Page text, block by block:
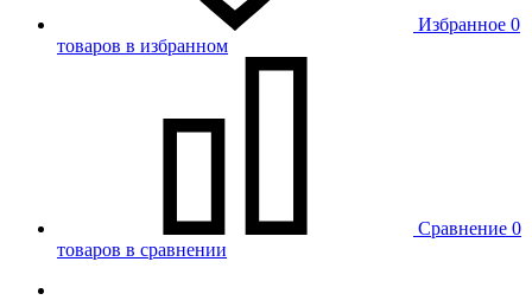
Избранное 0
товаров в избранном
Сравнение 0
товаров в сравнении